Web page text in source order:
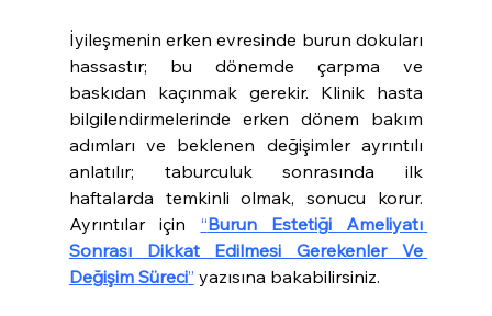
İyileşmenin erken evresinde burun dokuları
hassastır; bu dönemde çarpma ve
baskıdan kaçınmak gerekir. Klinik hasta
bilgilendirmelerinde erken dönem bakım
adımları ve beklenen değişimler ayrıntılı
anlatılır; taburculuk sonrasında ilk
haftalarda temkinli olmak, sonucu korur.
Ayrıntılar için “Burun Estetiği Ameliyatı
Sonrası Dikkat Edilmesi Gerekenler Ve
Değişim Süreci” yazısına bakabilirsiniz.